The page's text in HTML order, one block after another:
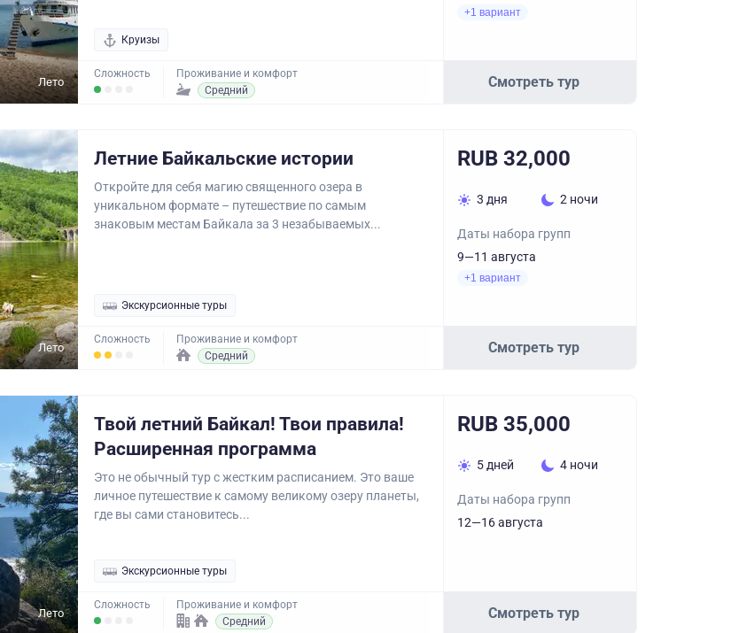
Лето
Круизы
Сложность
Проживание и комфорт
Средний
+1 вариант
Смотреть тур
Лето
Летние Байкальские истории
Откройте для себя магию священного озера в
уникальном формате – путешествие по самым
знаковым местам Байкала за 3 незабываемых...
Экскурсионные туры
Сложность
Проживание и комфорт
Средний
RUB 32,000
3 дня 2 ночи
Даты набора групп
9—11 августа
+1 вариант
Смотреть тур
Лето
Твой летний Байкал! Твои правила!
Расширенная программа
Это не обычный тур с жестким расписанием. Это ваше
личное путешествие к самому великому озеру планеты,
где вы сами становитесь...
Экскурсионные туры
Сложность
Проживание и комфорт
Средний
RUB 35,000
5 дней 4 ночи
Даты набора групп
12—16 августа
Смотреть тур